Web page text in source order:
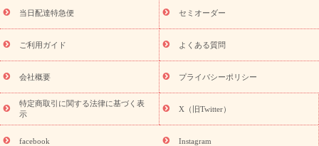
フト
お盆・お供え プリザーブドフラワー
ひまわり ギフト・プ
レゼント特集
夏の花贈り・お中元・暑中見舞い 花のギフト特集
敬老の日におくる花ギフト・プレゼント特集
花ギフト・プレゼント特集
敬老の日 花のおすすめランキング
敬
老の日 花鉢植えのギフト・プレゼント特集
敬老の日 花とセットギ
フト・プレゼント特集
敬老の日の花 全てのギフト一覧
キャン
ペーン
映画『ウォーターガーディアンズ』コラボキャンペーン
「きょう誕生日なんです」キャンペーン
誕生日の花を探す
誕生日フラワーギフト 誕生日フラワーギフト特集
当日配達特急便 セミオーダー
ご利用ガイド よくある質問
会社概要 プライバシーポリシー
特定商取引に関する法律に基づく表
示
X（旧Twitter）
facebook Instagram